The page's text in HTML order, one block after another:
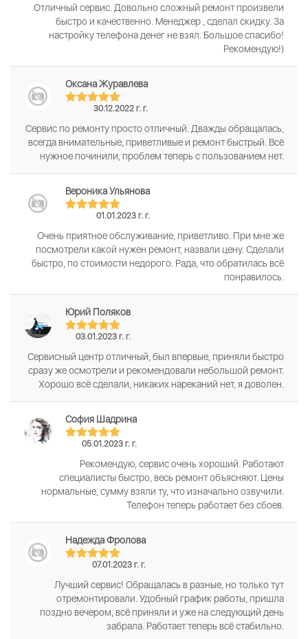
Отличный сервис. Довольно сложный ремонт произвели
быстро и качественно. Менеджер , сделал скидку. За
настройку телефона денег не взял. Большое спасибо!
Рекомендую!)
Оксана Журавлева
30.12.2022 г. г.
Сервис по ремонту просто отличный. Дважды обращалась,
всегда внимательные, приветливые и ремонт быстрый. Всё
нужное починили, проблем теперь с пользованием нет.
Вероника Ульянова
01.01.2023 г. г.
Очень приятное обслуживание, приветливо. При мне же
посмотрели какой нужен ремонт, назвали цену. Сделали
быстро, по стоимости недорого. Рада, что обратилась всё
понравилось.
Юрий Поляков
03.01.2023 г. г.
Сервисный центр отличный, был впервые, приняли быстро
сразу же осмотрели и рекомендовали небольшой ремонт.
Хорошо всё сделали, никаких нареканий нет, я доволен.
София Шадрина
05.01.2023 г. г.
Рекомендую, сервис очень хороший. Работают
специалисты быстро, весь ремонт объясняют. Цены
нормальные, сумму взяли ту, что изначально озвучили.
Телефон теперь работает без сбоев.
Надежда Фролова
07.01.2023 г. г.
Лучший сервис! Обращалась в разные, но только тут
отремонтировали. Удобный график работы, пришла
поздно вечером, всё приняли и уже на следующий день
забрала. Работает теперь всё стабильно.